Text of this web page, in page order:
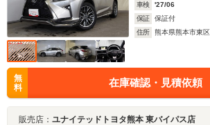
車検
'27/06
保証
保証付
住所
熊本県熊本市東区
無
料
在庫確認・見積依頼
販売店： ユナイテッドトヨタ熊本 東バイパス店